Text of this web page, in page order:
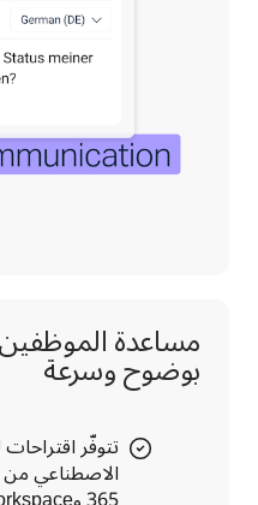
مساعدة
بوضوح وسرعة
تتوفّر